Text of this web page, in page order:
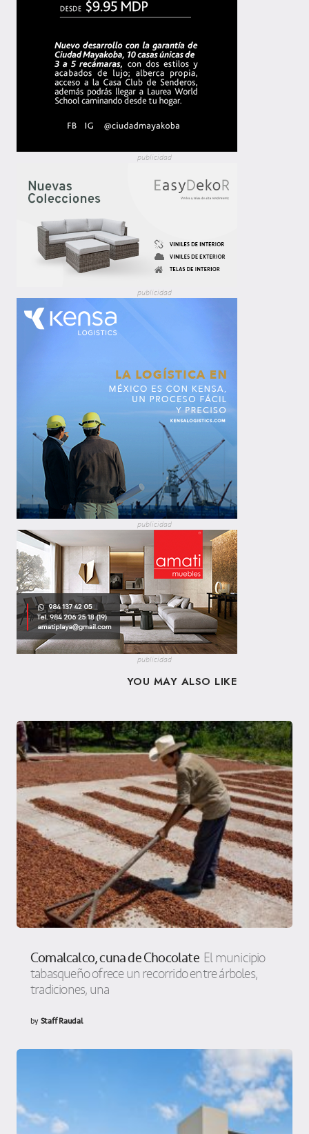
publicidad
publicidad
publicidad
publicidad
YOU MAY ALSO LIKE
Comalcalco, cuna de Chocolate El municipio
tabasqueño ofrece un recorrido entre árboles,
tradiciones, una
byStaff Raudal